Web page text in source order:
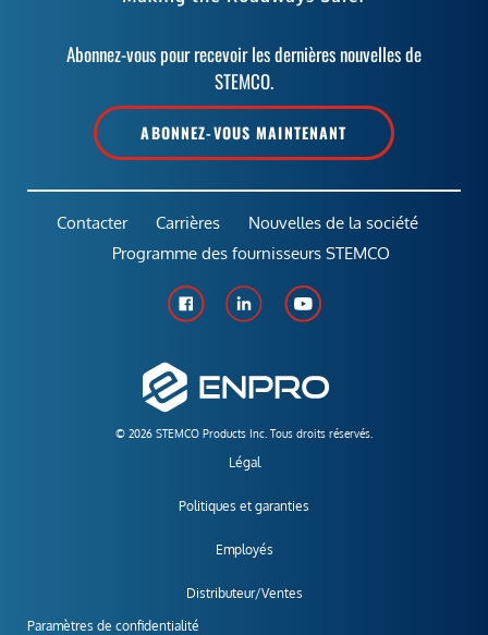
Abonnez-vous pour recevoir les dernières nouvelles de
STEMCO.
ABONNEZ-VOUS MAINTENANT
© 2026 STEMCO Products Inc. Tous droits réservés.
Légal
Politiques et garanties
Employés
Distributeur/Ventes
Paramètres de confidentialité
Contacter Carrières
Nouvelles de la société
Programme des fournisseurs STEMCO